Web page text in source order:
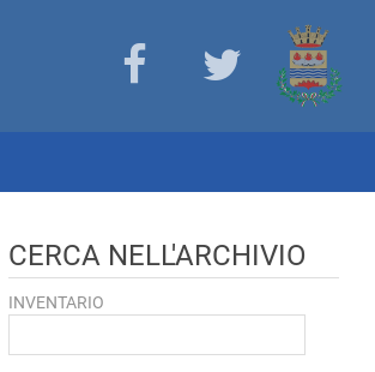
CERCA NELL'ARCHIVIO
INVENTARIO